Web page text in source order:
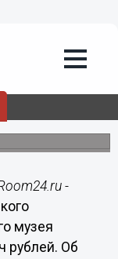
музея
400 тысяч
-
музея
рублей. Об